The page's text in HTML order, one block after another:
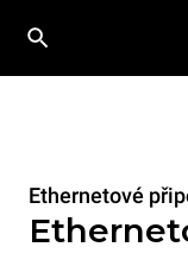
Ethernetové